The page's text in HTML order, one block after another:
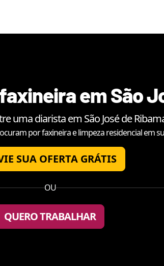
emSão
uma diarista em São José de
por faxineira e limpeza residencial em
SUA OFERTA GRÁTIS
OU
QUERO TRABALHAR